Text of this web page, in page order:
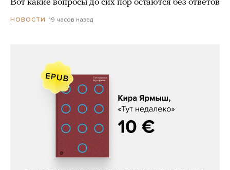
Вот какие вопросы до сих пор остаются без ответов
НОВОСТИ 19 часов назад
Кира Ярмыш, «Тут недалеко»